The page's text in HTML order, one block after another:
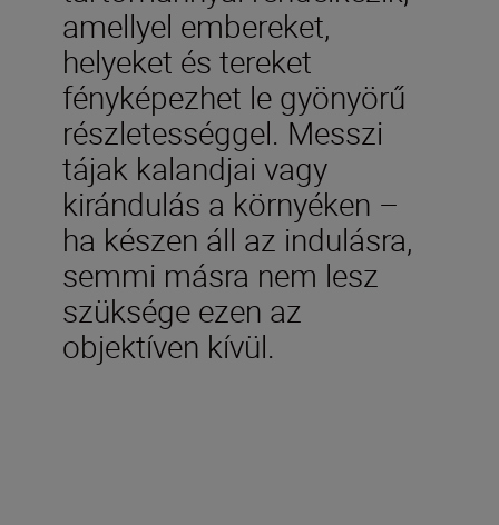
amellyel embereket,
helyeket és tereket
fényképezhet le gyönyörű
részletességgel. Messzi
tájak kalandjai vagy
kirándulás a környéken –
ha készen áll az indulásra,
semmi másra nem lesz
szüksége ezen az
objektíven kívül.